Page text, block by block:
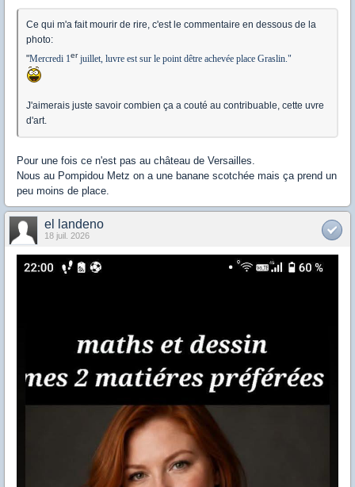
Ce qui m'a fait mourir de rire, c'est le commentaire en dessous de la
photo:
"Mercredi 1erjuillet, luvre est sur le point dêtre achevée place Graslin."
J'aimerais juste savoir combien ça a couté au contribuable, cette uvre
d'art.
Pour une fois ce n'est pas au château de Versailles.
Nous au Pompidou Metz on a une banane scotchée mais ça prend un
peu moins de place.
el landeno
18 juil. 2026